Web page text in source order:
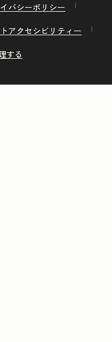
バシーポリシー
アクセシビリティー
する